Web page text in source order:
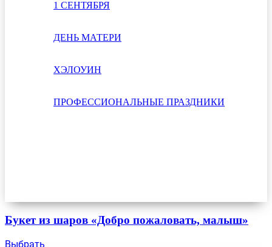
1 СЕНТЯБРЯ
ДЕНЬ МАТЕРИ
ХЭЛОУИН
ПРОФЕССИОНАЛЬНЫЕ ПРАЗДНИКИ
Букет из шаров «Добро пожаловать, малыш»
Выбрать